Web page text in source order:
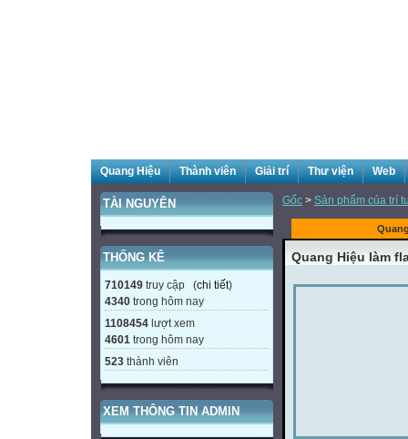
Quang Hiệu Thành viên Giải trí Thư viện Web
TÀI NGUYÊN
THỐNG KÊ
710149 truy cập (chi tiết)
4340 trong hôm nay
1108454 lượt xem
4601 trong hôm nay
523 thành viên
XEM THÔNG TIN ADMIN
Gốc > Sản phẩm của trí
Quang Hiệu làm